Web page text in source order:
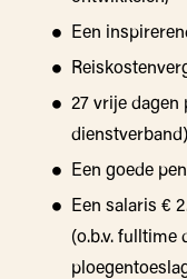
Een
27 vrije dagen
Een goede
Een salaris €
(o.b.v. fulltime